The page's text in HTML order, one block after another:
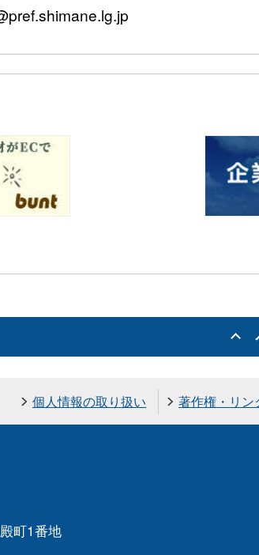
個人情報の取り扱い 著作権・リン
町1番地